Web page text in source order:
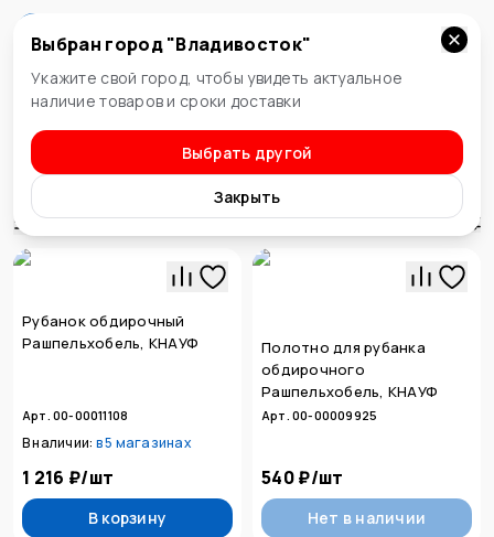
Владивосток
Выбран город "Владивосток"
Укажите свой город, чтобы увидеть актуальное
наличие товаров и сроки доставки
Выбрать другой
Закрыть
Столярные и слесарные инструменты
Рубанки
Сортировка
Рубанок обдирочный
Рашпельхобель, КНАУФ
Арт. 00-00011108
В наличии: в5 магазинах
1 216 ₽/шт
В корзину
Полотно для рубанка
обдирочного
Рашпельхобель, КНАУФ
Арт. 00-00009925
540 ₽/шт
Нет в наличии